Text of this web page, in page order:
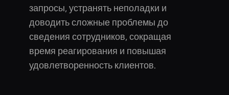
запросы, устранять неполадки и
доводить сложные проблемы до
сведения сотрудников, сокращая
время реагирования и повышая
удовлетворенность клиентов.